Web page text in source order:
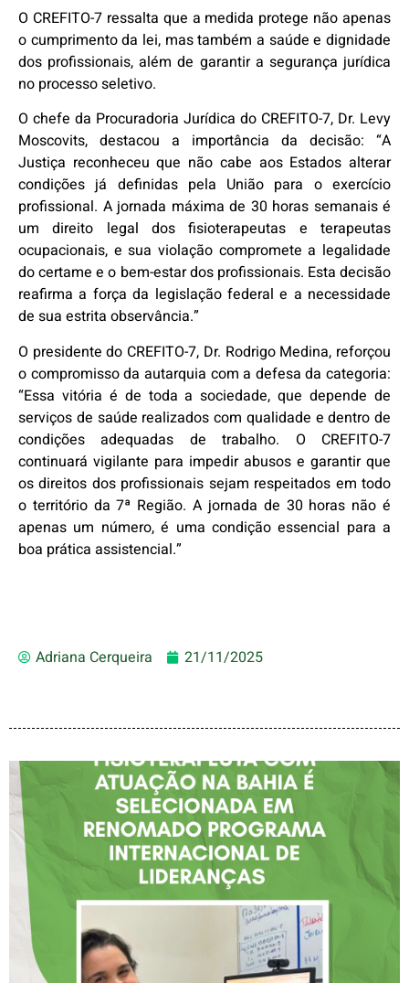
O CREFITO-7 ressalta que a medida protege não apenas
o cumprimento da lei, mas também a saúde e dignidade
dos profissionais, além de garantir a segurança jurídica
no processo seletivo.
O chefe da Procuradoria Jurídica do CREFITO-7, Dr. Levy
Moscovits, destacou a importância da decisão: “A
Justiça reconheceu que não cabe aos Estados alterar
condições já definidas pela União para o exercício
profissional. A jornada máxima de 30 horas semanais é
um direito legal dos fisioterapeutas e terapeutas
ocupacionais, e sua violação compromete a legalidade
do certame e o bem-estar dos profissionais. Esta decisão
reafirma a força da legislação federal e a necessidade
de sua estrita observância.”
O presidente do CREFITO-7, Dr. Rodrigo Medina, reforçou
o compromisso da autarquia com a defesa da categoria:
“Essa vitória é de toda a sociedade, que depende de
serviços de saúde realizados com qualidade e dentro de
condições adequadas de trabalho. O CREFITO-7
continuará vigilante para impedir abusos e garantir que
os direitos dos profissionais sejam respeitados em todo
o território da 7ª Região. A jornada de 30 horas não é
apenas um número, é uma condição essencial para a
boa prática assistencial.”
Adriana Cerqueira 21/11/2025
FISIOTERAPEUTA COM
ATUAÇÃO NA BAHIA É
SELECIONADA EM
RENOMADO PROGRAMA
INTERNACIONAL DE
LIDERANÇAS